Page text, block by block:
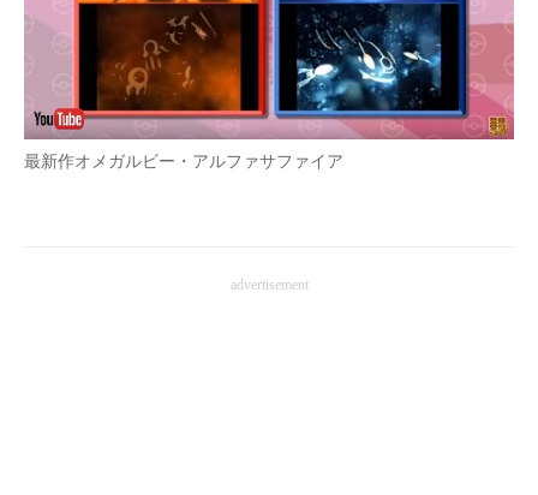
最新作オメガルビー・アルファサファイア
advertisement